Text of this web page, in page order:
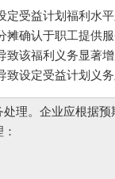
受益计划福利水平
确认于职工提供
该福利义务显著
致设定受益计划义
理。企业应根据